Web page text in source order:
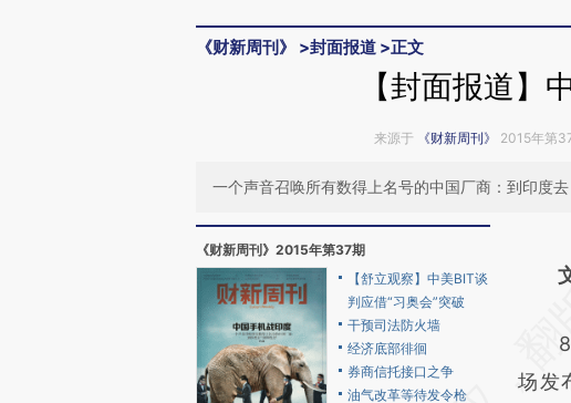
《财新周刊》 >封面报道 >正文
【封面报道】
来源于 《财新周刊》 2015年第
一个声音召唤所有数得上名号的中国厂商：到印度去
《财新周刊》2015年第37期
【舒立观察】中美BIT谈
判应借“习奥会”突破
干预司法防火墙
经济底部徘徊
券商信托接口之争
油气改革等待发令枪
成，
8
场发